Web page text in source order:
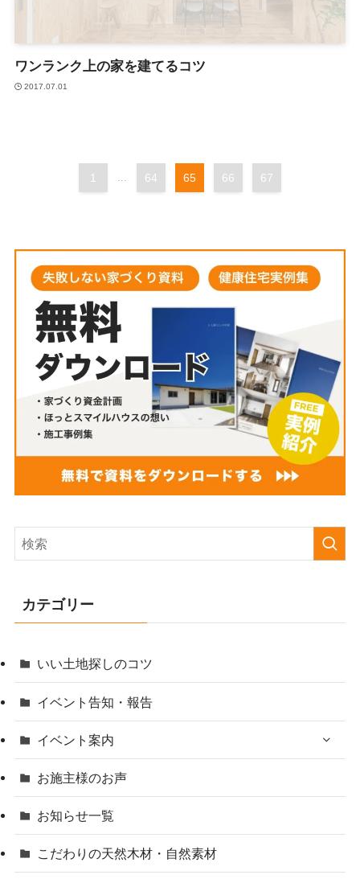
ワンランク上の家を建てるコツ
2017.07.01
1 ... 64 65 66 67
カテゴリー
いい土地探しのコツ
イベント告知・報告
イベント案内
お施主様のお声
お知らせ一覧
こだわりの天然木材・自然素材